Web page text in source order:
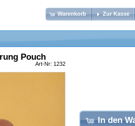
Warenkorb Zur Kasse
Pouch
Art-Nr: 1232